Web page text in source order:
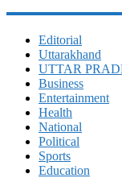
Editorial
Uttarakhand
UTTAR
Business
Entertainment
Health
National
Political
Sports
Education